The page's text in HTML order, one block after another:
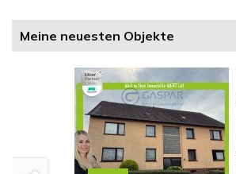
Meine neuesten Objekte